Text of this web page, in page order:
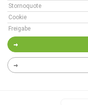
Stornoquote
Cookie
Freigabe